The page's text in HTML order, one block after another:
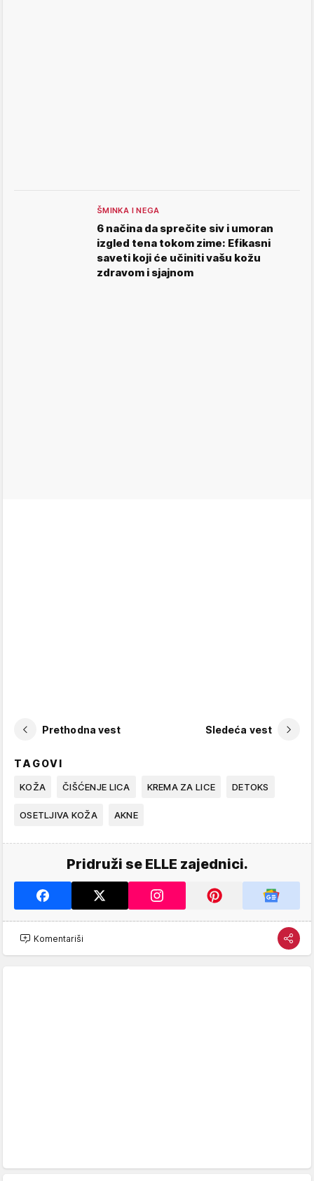
ŠMINKA I NEGA
6 načina da sprečite siv i umoran
izgled tena tokom zime: Efikasni
saveti koji će učiniti vašu kožu
zdravom i sjajnom
Prethodna vest Sledeća vest
TAGOVI
KOŽA ČIŠĆENJE LICA KREMA ZA LICE DETOKS
OSETLJIVA KOŽA AKNE
Pridruži se ELLE zajednici.
Komentariši